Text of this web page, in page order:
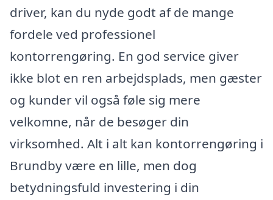
driver, kan du nyde godt af de mange
fordele ved professionel
kontorrengøring. En god service giver
ikke blot en ren arbejdsplads, men gæster
og kunder vil også føle sig mere
velkomne, når de besøger din
virksomhed. Alt i alt kan kontorrengøring i
Brundby være en lille, men dog
betydningsfuld investering i din